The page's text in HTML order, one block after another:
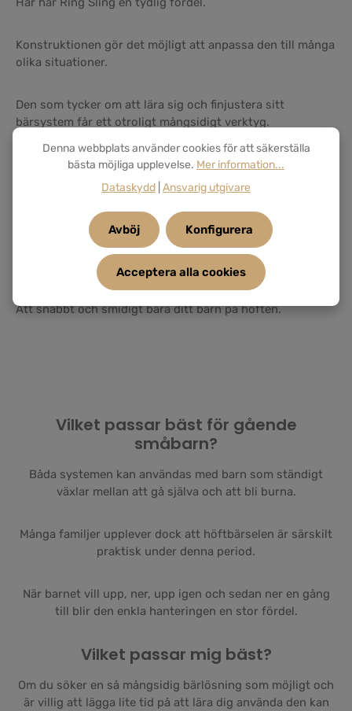
Konstruktionen gör det möjligt att anpassa den till många
olika situationer.
Den som tycker om att lära sig och finjustera sitt
bärsystem får ett otroligt mångsidigt verktyg.
Höftbärselen bygger på en annan filosofi.
Den fokuserar på att lösa en uppgift så enkelt som
Att snabbt och smidigt bära ditt barn på höften.
Vilket passar bäst för gående
småbarn?
Båda systemen kan användas med barn som ständigt
växlar mellan att gå själva och att bli burna.
Många familjer upplever dock att höftbärselen är särskilt
praktisk under denna period.
När barnet vill upp, ner, upp igen och sedan ner en gång
till blir den enkla hanteringen en stor fördel.
Vilket passar mig bäst?
Om du söker en så mångsidig bärlösning som möjligt och
är villig att lägga lite tid på att lära dig använda den kan
Denna webbplats använder cookies för att säkerställa
bästa möjliga upplevelse. Mer information...
Dataskydd Ansvarig utgivare
Avböj Konfigurera
Acceptera alla cookies